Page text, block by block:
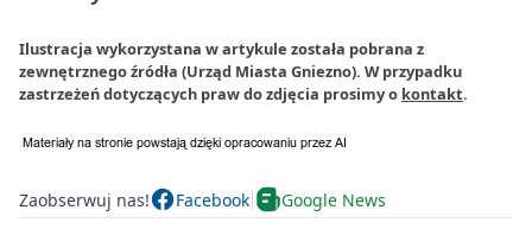
Ilustracja wykorzystana w artykule została pobrana z
zewnętrznego źródła (Urząd Miasta Gniezno). W przypadku
zastrzeżeń dotyczących praw do zdjęcia prosimy o kontakt.
Zaobserwuj nas! Facebook Google News